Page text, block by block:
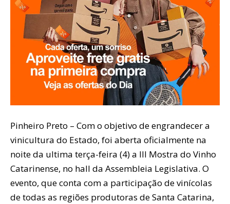
Pinheiro Preto – Com o objetivo de engrandecer a
vinicultura do Estado, foi aberta oficialmente na
noite da ultima terça-feira (4) a III Mostra do Vinho
Catarinense, no hall da Assembleia Legislativa. O
evento, que conta com a participação de vinícolas
de todas as regiões produtoras de Santa Catarina,